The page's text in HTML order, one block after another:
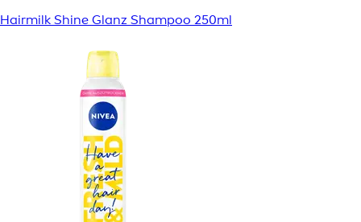
Hairmilk Shine Glanz Shampoo 250ml